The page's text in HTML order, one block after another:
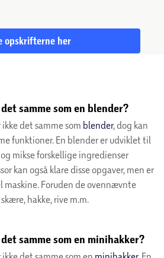
opskrifterne her
samme som en blender?
det samme som blender, dog kan
funktioner. En blender er udviklet til
mikse forskellige ingredienser
kan også klare disse opgaver, men er
Foruden de ovennævnte
hakke, rive m.m.
samme som en minihakker?